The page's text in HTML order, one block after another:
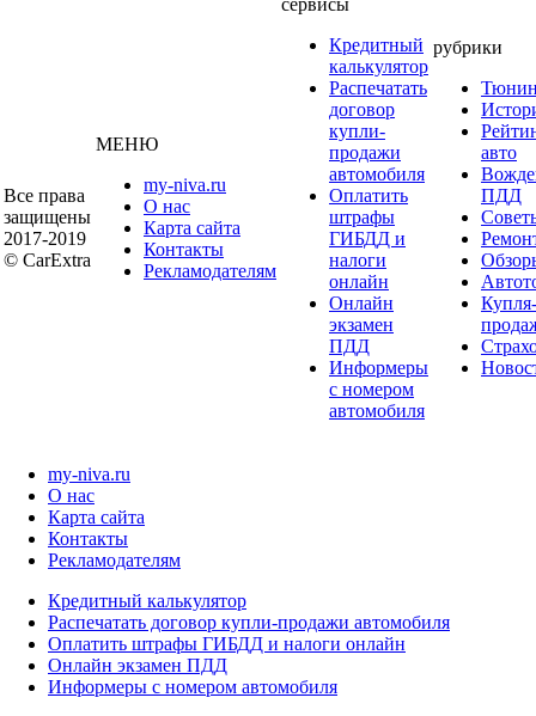
Все права
защищены
2017-2019
© CarExtra
МЕНЮ
my-niva.ru
О нас
Карта сайта
Контакты
Рекламодателям
сервисы
Кредитный
калькулятор
Распечатать
договор
купли-
продажи
автомобиля
Оплатить
штрафы
ГИБДД и
налоги
онлайн
Онлайн
экзамен
ПДД
Информеры
с номером
автомобиля
рубрики
авто
ПДД
Купля-
my-niva.ru
О нас
Карта сайта
Контакты
Рекламодателям
Кредитный калькулятор
Распечатать договор купли-продажи автомобиля
Оплатить штрафы ГИБДД и налоги онлайн
Онлайн экзамен ПДД
Информеры с номером автомобиля